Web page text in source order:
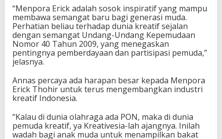
f
“Menpora Erick adalah sosok inspiratif yang mampu
membawa semangat baru bagi generasi muda.
Perhatian beliau terhadap dunia kreatif sejalan
dengan semangat Undang-Undang Kepemudaan
Nomor 40 Tahun 2009, yang menegaskan
pentingnya pemberdayaan dan partisipasi pemuda,”
jelasnya.
Annas percaya ada harapan besar kepada Menpora
Erick Thohir untuk terus mengembangkan industri
kreatif Indonesia.
“Kalau di dunia olahraga ada PON, maka di dunia
pemuda kreatif, ya Kreativesia-lah ajangnya. Inilah
wadah bagi anak muda untuk menampilkan bakat